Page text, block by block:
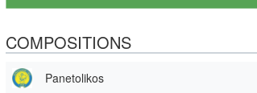
COMPOSITIONS
Panetolikos